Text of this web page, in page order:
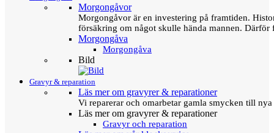
Morgongåvor
Morgongåvor är en investering på framtiden.
försäkring om något skulle hända mannen.
Morgongåva
Morgongåva
Bild
Gravyr & reparation
Läs mer om gravyrer & reparationer
Vi reparerar och omarbetar gamla smycken till
Läs mer om gravyrer & reparationer
Gravyr och reparation